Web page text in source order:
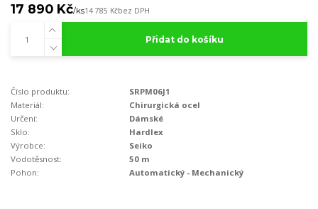
17 890 Kč/ks14 785 Kčbez DPH
Přidat do košíku
Číslo produktu:
SRPM06J1
Materiál:
Chirurgická ocel
Určení:
Dámské
Sklo:
Hardlex
Výrobce:
Seiko
Vodotěsnost:
50 m
Pohon:
Automatický - Mechanický